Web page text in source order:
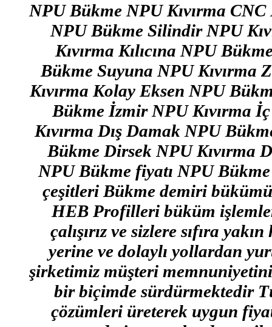
NPU Bükme NPU Kıvırma
NPU Bükme Silindir NPU
Kıvırma Kılıcına NPU
Bükme Suyuna NPU Kıvırma
Kıvırma Kolay Eksen NPU
Bükme İzmir NPU Kıvırma
Kıvırma Dış Damak NPU
Bükme Dirsek NPU Kıvırma
NPU Bükme fiyatı NPU
çeşitleri Bükme demiri
HEB Profilleri büküm
çalışırız ve sizlere sıfıra
yerine ve dolaylı yollardan
şirketimiz müşteri
bir biçimde sürdürmektedir
çözümleri üreterek uygun